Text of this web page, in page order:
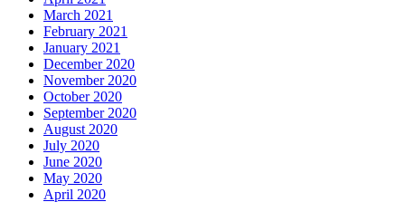
March 2021
February 2021
January 2021
December 2020
November 2020
October 2020
September 2020
August 2020
July 2020
June 2020
May 2020
April 2020